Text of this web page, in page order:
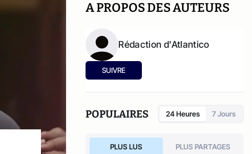
A PROPOS DES AUTEURS
Rédaction d'Atlantico
SUIVRE
POPULAIRES 24 Heures 7 Jours
PLUS LUS PLUS PARTAGES